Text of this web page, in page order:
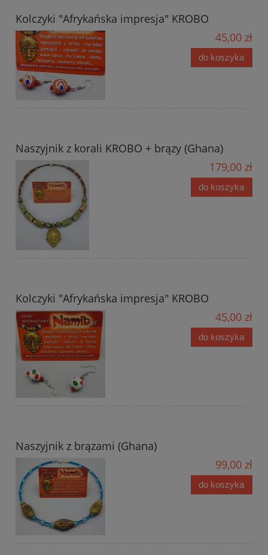
Kolczyki "Afrykańska impresja" KROBO
45,00 zł
do koszyka
Naszyjnik z korali KROBO + brązy (Ghana)
179,00 zł
do koszyka
Kolczyki "Afrykańska impresja" KROBO
45,00 zł
do koszyka
Naszyjnik z brązami (Ghana)
99,00 zł
do koszyka